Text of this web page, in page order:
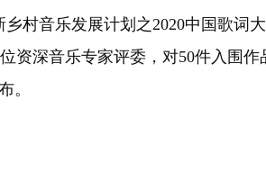
村音乐发展计划之2020中国歌词
资深音乐专家评委，对50件入围作
。